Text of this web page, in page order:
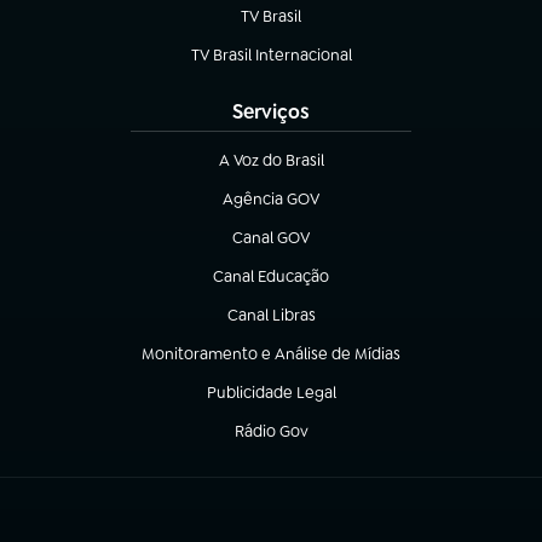
TV Brasil
(abre em nova aba)
TV Brasil Internacional
(abre em nova aba)
Serviços
A Voz do Brasil
(abre em nova aba)
Agência GOV
(abre em nova aba)
Canal GOV
(abre em nova aba)
Canal Educação
(abre em nova aba)
Canal Libras
(abre em nova aba)
Monitoramento e Análise de Mídias
(abre em nova aba)
Publicidade Legal
(abre em nova aba)
Rádio Gov
(abre em nova aba)